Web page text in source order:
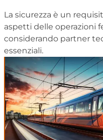
La sicurezza è un
aspetti delle operazioni
considerando partner
essenziali.